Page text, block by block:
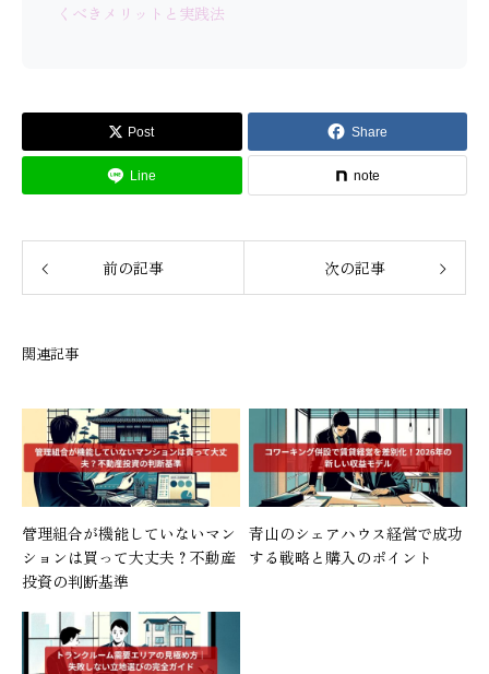
くべきメリットと実践法
Post Share
Line note
前の記事 次の記事
関連記事
管理組合が機能していないマン
ションは買って大丈夫？不動産
投資の判断基準
青山のシェアハウス経営で成功
する戦略と購入のポイント